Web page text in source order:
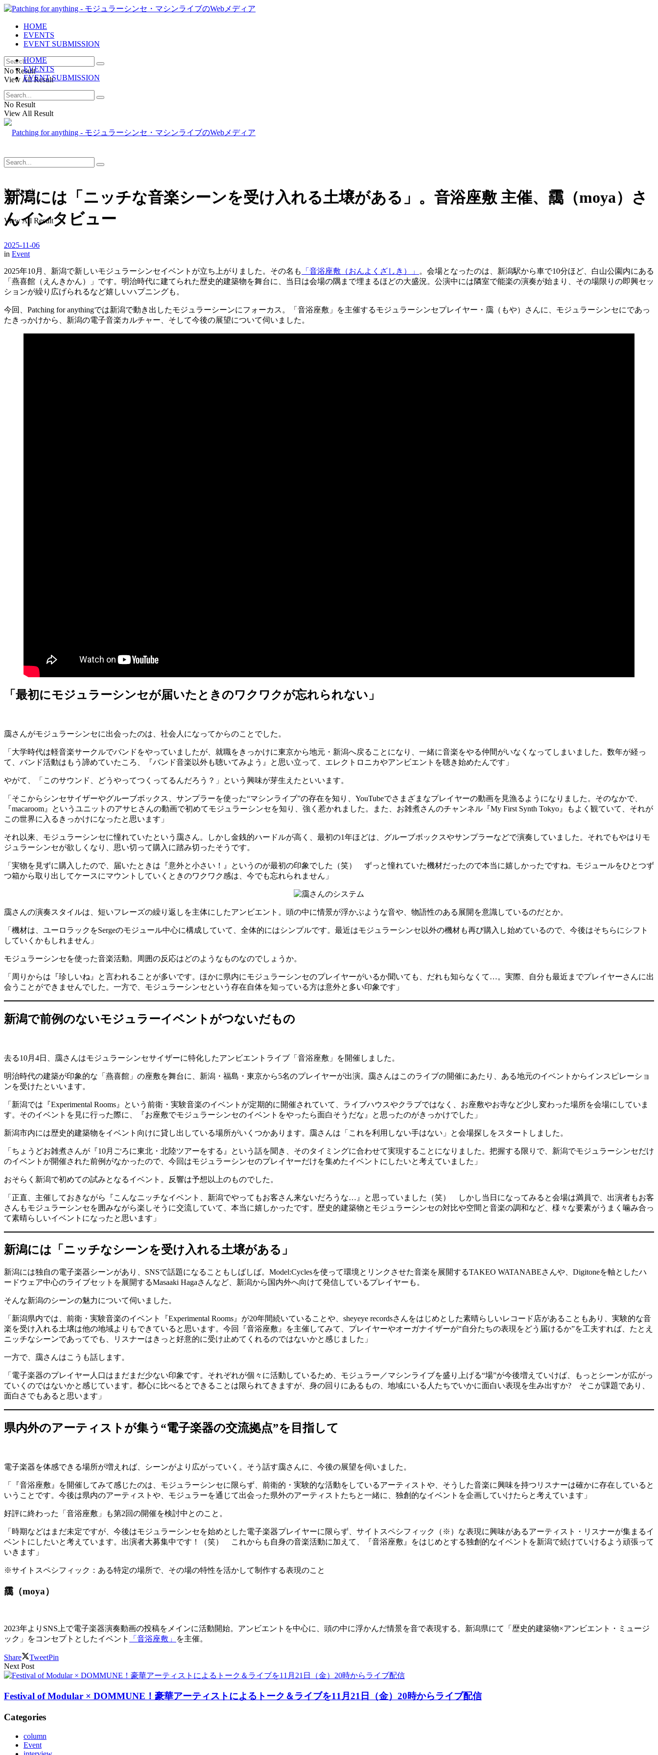
HOME
EVENTS
EVENT SUBMISSION
No Result
View All Result
HOME
EVENTS
EVENT SUBMISSION
No Result
View All Result
No Result
View All Result
新潟には「ニッチな音楽シーンを受け入れる土壌がある」。音浴座敷 主催、靄（moya）さ
んインタビュー
2025-11-06
in Event
2025年10月、新潟で新しいモジュラーシンセイベントが立ち上がりました。その名も 「音浴座敷（おんよくざしき）」
。会場となったのは、新潟駅から車で10分ほど、白山公園内にある
「燕喜館（えんきかん）」です。明治時代に建てられた歴史的建築物を舞台に、当日は会場の隅まで埋まるほどの大盛況。公演中には隣室で能楽の演奏が始まり、その場限りの即興セッ
ションが繰り広げられるなど嬉しいハプニングも。
今回、Patching for anythingでは新潟で動き出したモジュラーシーンにフォーカス。「音浴座敷」を主催するモジュラーシンセプレイヤー・靄（もや）さんに、モジュラーシンセにであっ
たきっかけから、新潟の電子音楽カルチャー、そして今後の展望について伺いました。
「最初にモジュラーシンセが届いたときのワクワクが忘れられない」
靄さんがモジュラーシンセに出会ったのは、社会人になってからのことでした。
「大学時代は軽音楽サークルでバンドをやっていましたが、就職をきっかけに東京から地元・新潟へ戻ることになり、一緒に音楽をやる仲間がいなくなってしまいました。数年が経っ
て、バンド活動はもう諦めていたころ、『バンド音楽以外も聴いてみよう』と思い立って、エレクトロニカやアンビエントを聴き始めたんです」
やがて、「このサウンド、どうやってつくってるんだろう？」という興味が芽生えたといいます。
「そこからシンセサイザーやグルーブボックス、サンプラーを使った“マシンライブ”の存在を知り、YouTubeでさまざまなプレイヤーの動画を見漁るようになりました。そのなかで、
『macaroom』というユニットのアサヒさんの動画で初めてモジュラーシンセを知り、強く惹かれました。また、お雑煮さんのチャンネル『My First Synth Tokyo』もよく観ていて、それが
この世界に入るきっかけになったと思います」
それ以来、モジュラーシンセに憧れていたという靄さん。しかし金銭的ハードルが高く、最初の1年ほどは、グルーブボックスやサンプラーなどで演奏していました。それでもやはりモ
ジュラーシンセが欲しくなり、思い切って購入に踏み切ったそうです。
「実物を見ずに購入したので、届いたときは『意外と小さい！』というのが最初の印象でした（笑） ずっと憧れていた機材だったので本当に嬉しかったですね。モジュールをひとつず
つ箱から取り出してケースにマウントしていくときのワクワク感は、今でも忘れられません」
靄さんの演奏スタイルは、短いフレーズの繰り返しを主体にしたアンビエント。頭の中に情景が浮かぶような音や、物語性のある展開を意識しているのだとか。
「機材は、ユーロラックをSergeのモジュール中心に構成していて、全体的にはシンプルです。最近はモジュラーシンセ以外の機材も再び購入し始めているので、今後はそちらにシフト
していくかもしれません」
モジュラーシンセを使った音楽活動。周囲の反応はどのようなものなのでしょうか。
「周りからは『珍しいね』と言われることが多いです。ほかに県内にモジュラーシンセのプレイヤーがいるか聞いても、だれも知らなくて…。実際、自分も最近までプレイヤーさんに出
会うことができませんでした。一方で、モジュラーシンセという存在自体を知っている方は意外と多い印象です」
新潟で前例のないモジュラーイベントがつないだもの
去る10月4日、靄さんはモジュラーシンセサイザーに特化したアンビエントライブ「音浴座敷」を開催しました。
明治時代の建築が印象的な「燕喜館」の座敷を舞台に、新潟・福島・東京から5名のプレイヤーが出演。靄さんはこのライブの開催にあたり、ある地元のイベントからインスピレーショ
ンを受けたといいます。
「新潟では『Experimental Rooms』という前衛・実験音楽のイベントが定期的に開催されていて、ライブハウスやクラブではなく、お座敷やお寺など少し変わった場所を会場にしていま
す。そのイベントを見に行った際に、『お座敷でモジュラーシンセのイベントをやったら面白そうだな』と思ったのがきっかけでした」
新潟市内には歴史的建築物をイベント向けに貸し出している場所がいくつかあります。靄さんは「これを利用しない手はない」と会場探しをスタートしました。
「ちょうどお雑煮さんが『10月ごろに東北・北陸ツアーをする』という話を聞き、そのタイミングに合わせて実現することになりました。把握する限りで、新潟でモジュラーシンセだけ
のイベントが開催された前例がなかったので、今回はモジュラーシンセのプレイヤーだけを集めたイベントにしたいと考えていました」
おそらく新潟で初めての試みとなるイベント。反響は予想以上のものでした。
「正直、主催しておきながら『こんなニッチなイベント、新潟でやってもお客さん来ないだろうな…』と思っていました（笑） しかし当日になってみると会場は満員で、出演者もお客
さんもモジュラーシンセを囲みながら楽しそうに交流していて、本当に嬉しかったです。歴史的建築物とモジュラーシンセの対比や空間と音楽の調和など、様々な要素がうまく噛み合っ
て素晴らしいイベントになったと思います」
新潟には「ニッチなシーンを受け入れる土壌がある」
新潟には独自の電子楽器シーンがあり、SNSで話題になることもしばしば。Model:Cyclesを使って環境とリンクさせた音楽を展開するTAKEO WATANABEさんや、Digitoneを軸としたハ
ードウェア中心のライブセットを展開するMasaaki Hagaさんなど、新潟から国内外へ向けて発信しているプレイヤーも。
そんな新潟のシーンの魅力について伺いました。
「新潟県内では、前衛・実験音楽のイベント『Experimental Rooms』が20年間続いていることや、sheyeye recordsさんをはじめとした素晴らしいレコード店があることもあり、実験的な音
楽を受け入れる土壌は他の地域よりもできていると思います。今回『音浴座敷』を主催してみて、プレイヤーやオーガナイザーが“自分たちの表現をどう届けるか”を工夫すれば、たとえ
ニッチなシーンであってでも、リスナーはきっと好意的に受け止めてくれるのではないかと感じました」
一方で、靄さんはこうも話します。
「電子楽器のプレイヤー人口はまだまだ少ない印象です。それぞれが個々に活動しているため、モジュラー／マシンライブを盛り上げる“場”が今後増えていけば、もっとシーンが広がっ
ていくのではないかと感じています。都心に比べるとできることは限られてきますが、身の回りにあるもの、地域にいる人たちでいかに面白い表現を生み出すか? そこが課題であり、
面白さでもあると思います」
県内外のアーティストが集う“電子楽器の交流拠点”を目指して
電子楽器を体感できる場所が増えれば、シーンがより広がっていく。そう話す靄さんに、今後の展望を伺いました。
「『音浴座敷』を開催してみて感じたのは、モジュラーシンセに限らず、前衛的・実験的な活動をしているアーティストや、そうした音楽に興味を持つリスナーは確かに存在していると
いうことです。今後は県内のアーティストや、モジュラーを通じて出会った県外のアーティストたちと一緒に、独創的なイベントを企画していけたらと考えています」
好評に終わった「音浴座敷」も第2回の開催を検討中とのこと。
「時期などはまだ未定ですが、今後はモジュラーシンセを始めとした電子楽器プレイヤーに限らず、サイトスペシフィック（※）な表現に興味があるアーティスト・リスナーが集まるイ
ベントにしたいと考えています。出演者大募集中です！（笑） これからも自身の音楽活動に加えて、『音浴座敷』をはじめとする独創的なイベントを新潟で続けていけるよう頑張って
いきます」
※サイトスペシフィック：ある特定の場所で、その場の特性を活かして制作する表現のこと
靄（moya）
2023年よりSNS上で電子楽器演奏動画の投稿をメインに活動開始。アンビエントを中心に、頭の中に浮かんだ情景を音で表現する。新潟県にて「歴史的建築物×アンビエント・ミュージ
ック」をコンセプトとしたイベント
「音浴座敷」 を主催。
Share TweetPin
Next Post
Festival of Modular × DOMMUNE！豪華アーティストによるトーク＆ライブを11月21日（金）20時からライブ配信
Categories
column
Event